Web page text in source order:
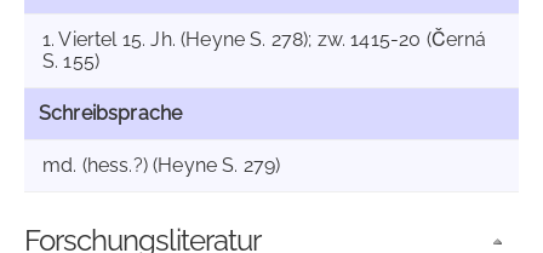
1. Viertel 15. Jh. (Heyne S. 278); zw. 1415-20 (Černá
S. 155)
Schreibsprache
md. (hess.?) (Heyne S. 279)
Forschungsliteratur